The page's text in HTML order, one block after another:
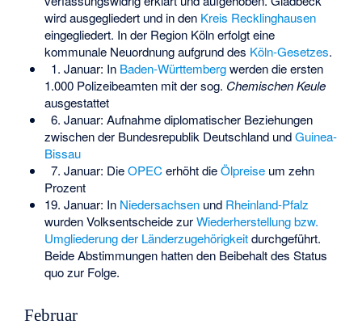
wird ausgegliedert und in den Kreis Recklinghausen
eingegliedert. In der Region Köln erfolgt eine
kommunale Neuordnung aufgrund des Köln-Gesetzes.
1. Januar: In Baden-Württembergwerden die ersten
1.000 Polizeibeamten mit der sog. Chemischen Keule
ausgestattet
6. Januar: Aufnahme diplomatischer Beziehungen
zwischen der Bundesrepublik Deutschland undGuinea-
Bissau
7. Januar: DieOPECerhöht dieÖlpreiseum zehn
Prozent
19. Januar: In Niedersachsenund Rheinland-Pfalz
wurden Volksentscheide zurWiederherstellung bzw.
Umgliederung der Länderzugehörigkeitdurchgeführt.
Beide Abstimmungen hatten den Beibehalt des Status
quo zur Folge.
Februar